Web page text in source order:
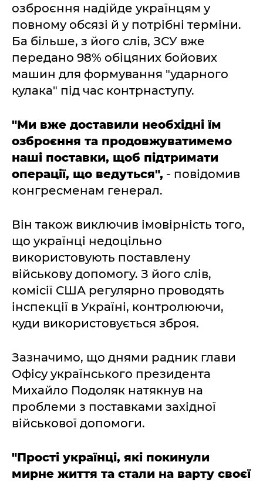
озброєння надійде українцям у
повному обсязі й у потрібні терміни.
Ба більше, з його слів, ЗСУ вже
передано 98% обіцяних бойових
машин для формування "ударного
кулака" під час контрнаступу.
"Ми вже доставили необхідні їм
озброєння та продовжуватимемо
наші поставки, щоб підтримати
операції, що ведуться", - повідомив
конгресменам генерал.
Він також виключив імовірність того,
що українці недоцільно
використовують поставлену
військову допомогу. З його слів,
комісії США регулярно проводять
інспекції в Україні, контролюючи,
куди використовується зброя.
Зазначимо, що днями радник глави
Офісу українського президента
Михайло Подоляк натякнув на
проблеми з поставками західної
військової допомоги.
"Прості українці, які покинули
мирне життя та стали на варту своєї